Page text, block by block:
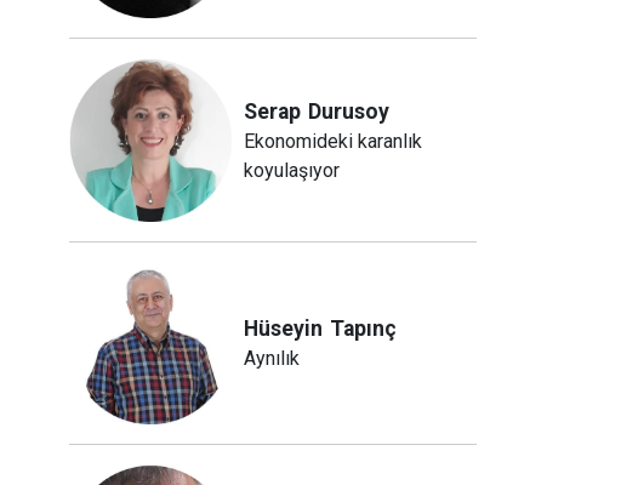
Serap Durusoy
Ekonomideki karanlık
koyulaşıyor
Hüseyin Tapınç
Aynılık